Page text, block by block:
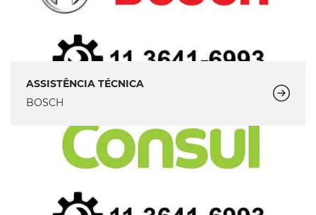
ASSISTÊNCIA TÉCNICA
BOSCH